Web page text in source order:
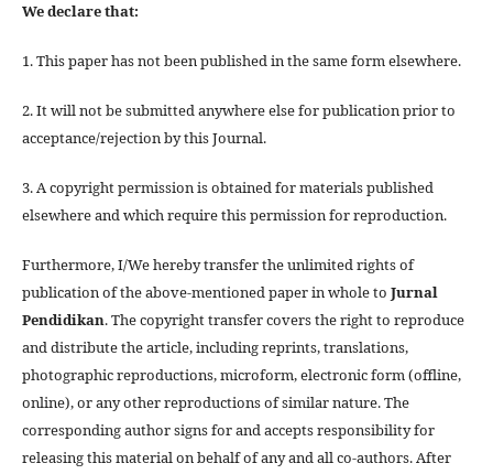
We declare that:
1. This paper has not been published in the same form elsewhere.
2. It will not be submitted anywhere else for publication prior to
acceptance/rejection by this Journal.
3. A copyright permission is obtained for materials published
elsewhere and which require this permission for reproduction.
Furthermore, I/We hereby transfer the unlimited rights of
publication of the above-mentioned paper in whole to Jurnal
Pendidikan. The copyright transfer covers the right to reproduce
and distribute the article, including reprints, translations,
photographic reproductions, microform, electronic form (offline,
online), or any other reproductions of similar nature. The
corresponding author signs for and accepts responsibility for
releasing this material on behalf of any and all co-authors. After